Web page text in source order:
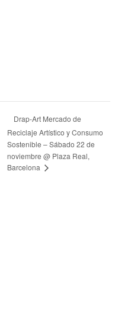
Drap-Art Mercado de
Reciclaje Artístico y Consumo
Sostenible – Sábado 22 de
noviembre @ Plaza Real,
Barcelona